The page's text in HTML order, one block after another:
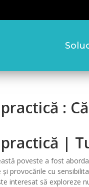
:
|
poveste a fost
provocările cu
interesat să exploreze